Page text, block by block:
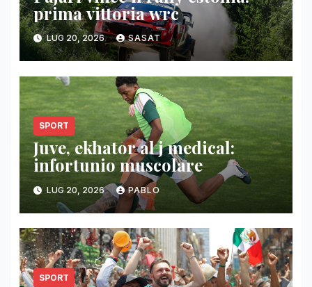
prima vittoria wrc
LUG 20, 2026 SASAT
SPORT
Juve, ekhator al j medical:
infortunio muscolare
LUG 20, 2026 PABLO
SPORT